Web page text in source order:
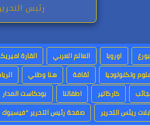
رئيس
اوروبا العالم العربي القارة
وتكنولوجيا ثقافة هنا وطني
كاركاتير اطفالنا بودكاست المدار
ريئس التحرير
صفحة رئيس التحرير “فيسبوك